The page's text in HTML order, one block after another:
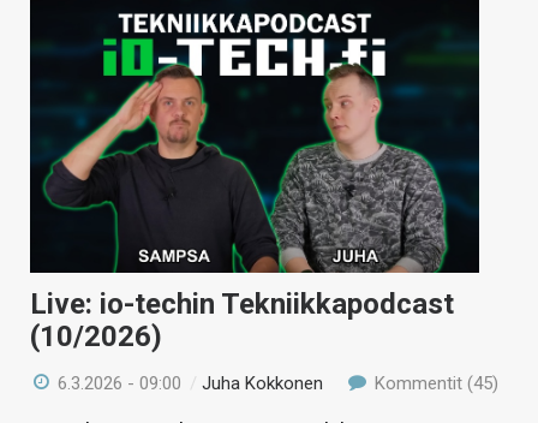
Live: io-techin Tekniikkapodcast
(10/2026)
6.3.2026 - 09:00 /Juha Kokkonen Kommentit (45)